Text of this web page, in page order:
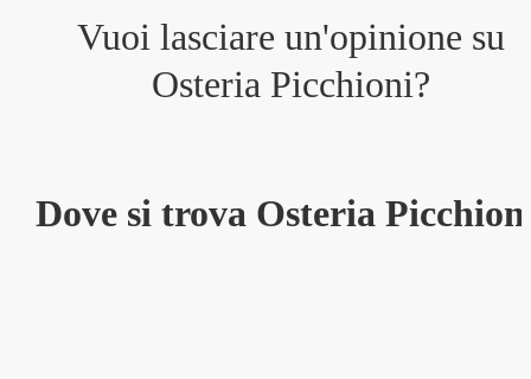
Vuoi lasciare un'opinione su
Osteria Picchioni?
Dove si trova Osteria